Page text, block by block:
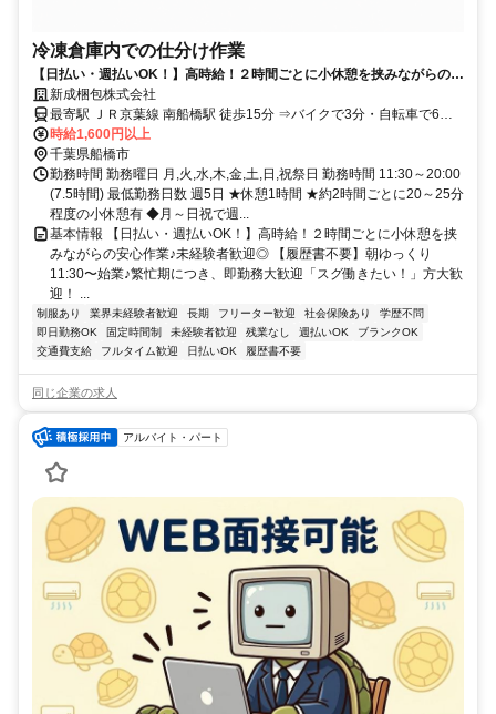
冷凍倉庫内での仕分け作業
【日払い・週払いOK！】高時給！２時間ごとに小休憩を挟みながらの安
心作業♪未経験者歓迎◎
新成梱包株式会社
最寄駅 ＪＲ京葉線 南船橋駅 徒歩15分 ⇒バイクで3分・自転車で6分
京成本線 船橋競馬場駅 その他7分 ⇒バイクで7分・自転車で10分 京
成本線 大神宮下駅 その他7分 ⇒バイクで7分・自転車で10分
時給1,600円以上
千葉県船橋市
勤務時間 勤務曜日 月,火,水,木,金,土,日,祝祭日 勤務時間 11:30～20:00
(7.5時間) 最低勤務日数 週5日 ★休憩1時間 ★約2時間ごとに20～25分
程度の小休憩有 ◆月～日祝で週...
基本情報 【日払い・週払いOK！】高時給！２時間ごとに小休憩を挟
みながらの安心作業♪未経験者歓迎◎ 【履歴書不要】朝ゆっくり
11:30〜始業♪繁忙期につき、即勤務大歓迎「スグ働きたい！」方大歓
迎！ ...
制服あり 業界未経験者歓迎 長期 フリーター歓迎 社会保険あり
学歴不問
即日勤務OK
固定時間制 未経験者歓迎 残業なし 週払いOK
ブランクOK
交通費支給
フルタイム歓迎 日払いOK 履歴書不要
同じ企業の求人
アルバイト・パート